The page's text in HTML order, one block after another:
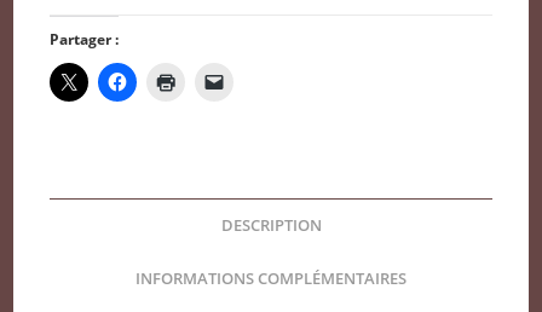
domaine
Joannet
2022
Partager :
DESCRIPTION
INFORMATIONS COMPLÉMENTAIRES